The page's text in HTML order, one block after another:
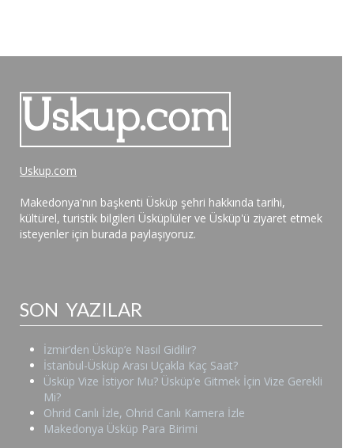
Uskup.com
Makedonya'nın başkenti Üsküp şehri hakkında tarihi,
kültürel, turistik bilgileri Üsküplüler ve Üsküp'ü ziyaret etmek
isteyenler için burada paylaşıyoruz.
SON YAZILAR
İzmir’den Üsküp’e Nasıl Gidilir?
İstanbul-Üsküp Arası Uçakla Kaç Saat?
Üsküp Vize İstiyor Mu? Üsküp’e Gitmek İçin Vize Gerekli
Mi?
Ohrid Canlı İzle, Ohrid Canlı Kamera İzle
Makedonya Üsküp Para Birimi